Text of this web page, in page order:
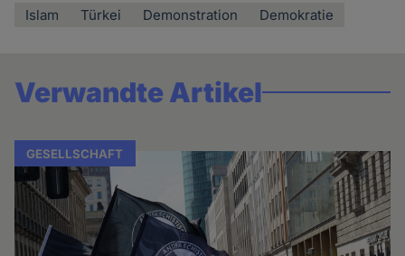
Islam Türkei Demonstration Demokratie
Verwandte Artikel
GESELLSCHAFT